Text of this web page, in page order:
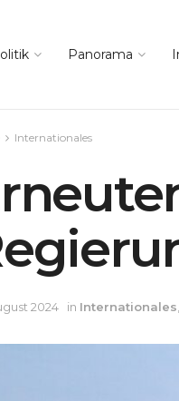
Panorama
Internationales
2024 in Internationales,